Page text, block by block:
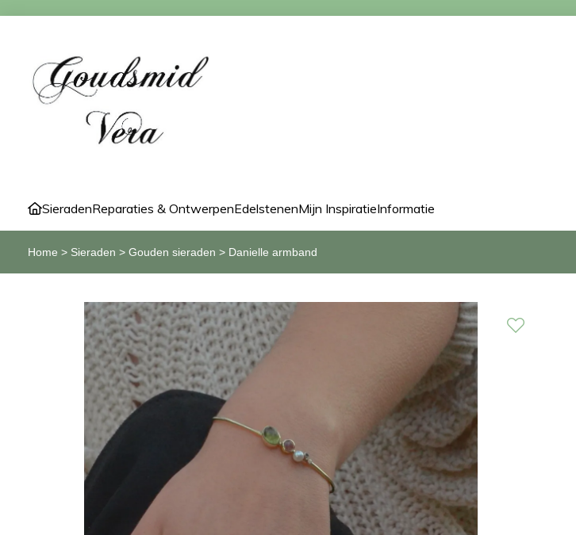
SieradenReparaties & OntwerpenEdelstenenMijn InspiratieInformatie
Home > Sieraden > Gouden sieraden > Danielle armband